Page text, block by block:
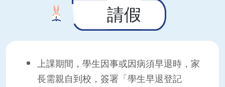
請假
上課期間，學生因事或因病須早退時，家
長需親自到校，簽署「學生早退登記